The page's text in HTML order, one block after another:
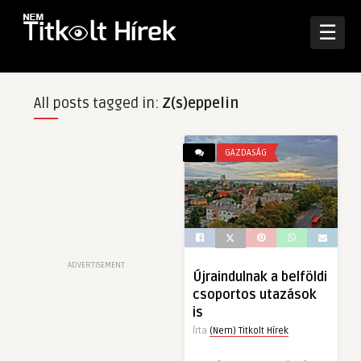
☰
All posts tagged in: Z(s)eppelin
ADVERTISEMENT
GAZDASÁG
Újraindulnak a belföldi
csoportos utazások
is
Írta (Nem) Titkolt Hírek